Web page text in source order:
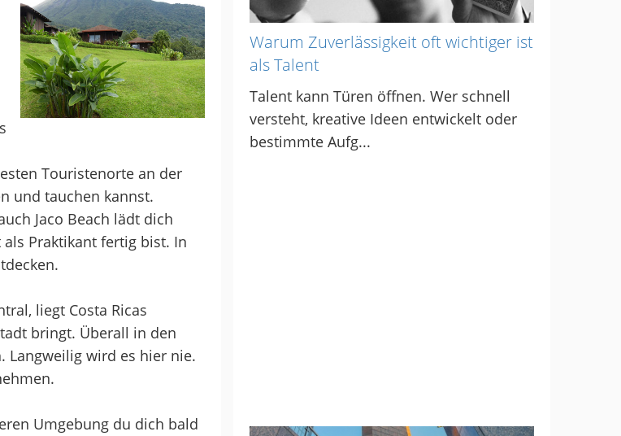
Touristenorte an der
und tauchen kannst.
Jaco Beach lädt dich
Praktikant fertig bist. In
liegt Costa Ricas
bringt. Überall in den
Langweilig wird es hier nie.
Umgebung du dich bald
Warum Zuverlässigkeit oft wichtiger ist
als Talent
Talent kann Türen öffnen. Wer schnell
versteht, kreative Ideen entwickelt oder
bestimmte Aufg...